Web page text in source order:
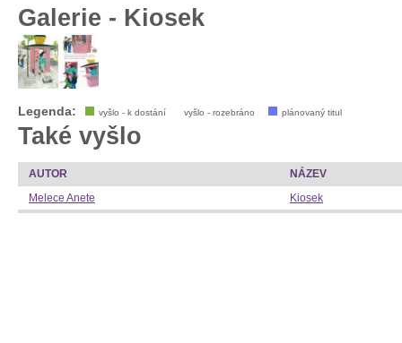
Galerie - Kiosek
Legenda: vyšlo - k dostání vyšlo - rozebráno plánovaný titul
Také vyšlo
AUTOR
NÁZEV
Melece Anete
Kiosek